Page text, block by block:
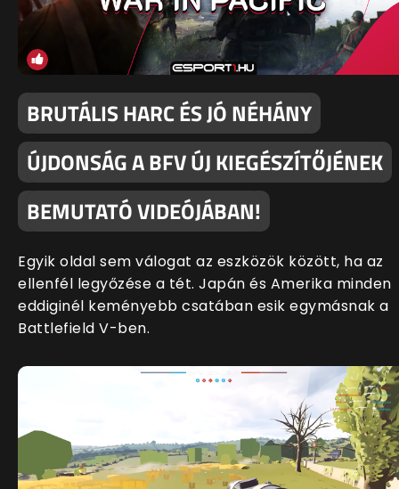
BRUTÁLIS HARC ÉS JÓ NÉHÁNY
ÚJDONSÁG A BFV ÚJ KIEGÉSZÍTŐJÉNEK
BEMUTATÓ VIDEÓJÁBAN!
Egyik oldal sem válogat az eszközök között, ha az
ellenfél legyőzése a tét. Japán és Amerika minden
eddiginél keményebb csatában esik egymásnak a
Battlefield V-ben.